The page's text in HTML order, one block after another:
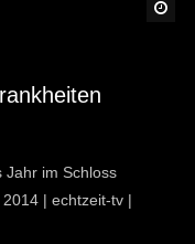
Jahr im Schloss
| echtzeit-tv |